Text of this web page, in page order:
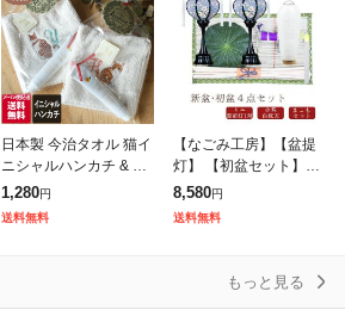
日本製 今治タオル 猫イ
ニシャルハンカチ & ゆ
ずハンドクリーム ギフ
トセット タオルハンカ
1,280円
送料無料
【なごみ工房】【盆提
灯】 【初盆セット】初
盆 新盆 4点セット04 お
盆飾り お盆 提灯 お盆
8,580円
送料無料
もっと見る